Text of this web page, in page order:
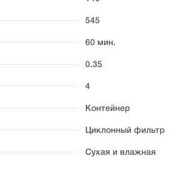
545
60 мин.
0.35
4
Контейнер
Циклонный фильтр
Сухая и влажная